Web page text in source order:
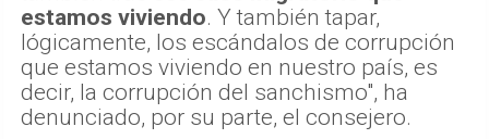
estamos viviendo. Y también tapar,
lógicamente, los escándalos de corrupción
que estamos viviendo en nuestro país, es
decir, la corrupción del sanchismo", ha
denunciado, por su parte, el consejero.